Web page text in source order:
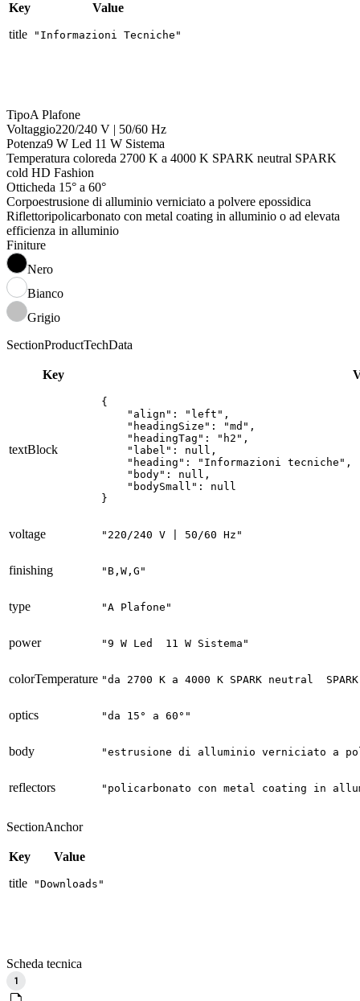
Key
Value
title
"Informazioni Tecniche"
TipoA Plafone
Voltaggio220/240 V | 50/60 Hz
Potenza9 W Led 11 W Sistema
Temperatura coloreda 2700 K a 4000 K SPARK neutral SPARK
cold HD Fashion
Otticheda 15° a 60°
Corpoestrusione di alluminio verniciato a polvere epossidica
Riflettoripolicarbonato con metal coating in alluminio o ad elevata
efficienza in alluminio
Finiture
Nero
Bianco
Grigio
SectionProductTechData
Key
textBlock
{
    "align": "left",
    "headingSize": "md",
    "headingTag": "h2",
    "label": null,
    "heading": "Informazioni tecniche",
    "body": null,
    "bodySmall": null
}
voltage "220/240 V | 50/60 Hz"
finishing "B,W,G"
type "A Plafone"
power "9 W Led  11 W Sistema"
colorTemperature "da 2700 K a 4000 K SPARK neutral
optics "da 15° a 60°"
body "estrusione di alluminio verniciato a
reflectors "policarbonato con metal coating in
SectionAnchor
Key
Value
title
"Downloads"
Scheda tecnica
1